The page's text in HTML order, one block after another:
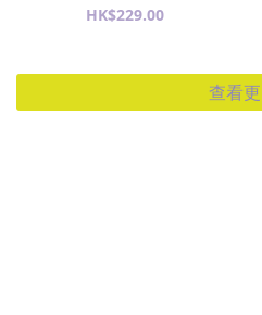
HK$229.00
查看